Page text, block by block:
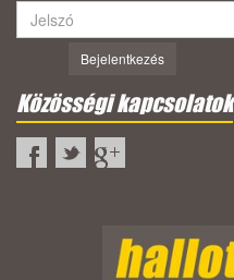
Bejelentkezés
Közösségi kapcsolatok